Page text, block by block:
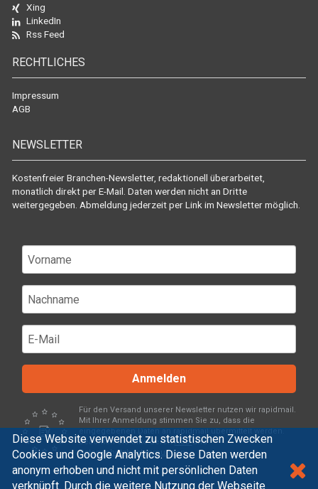
Diese Website verwendet zu statistischen Zwecken
Cookies und Google Analytics. Diese Daten werden
anonym erhoben und nicht mit persönlichen Daten
verknüpft. Durch die weitere Nutzung der Webseite
Xing
LinkedIn
Rss Feed
RECHTLICHES
Impressum
AGB
NEWSLETTER
Kostenfreier Branchen-Newsletter, redaktionell überarbeitet,
monatlich direkt per E-Mail. Daten werden nicht an Dritte
weitergegeben. Abmeldung jederzeit per Link im Newsletter möglich.
Anmelden
Für den Versand unserer Newsletter nutzen wir rapidmail.
Mit Ihrer Anmeldung stimmen Sie zu, dass die
eingegebenen Daten an rapidmail übermittelt werden.
Beachten Sie bitte derenAGBund
Datenschutzbestimmungen.